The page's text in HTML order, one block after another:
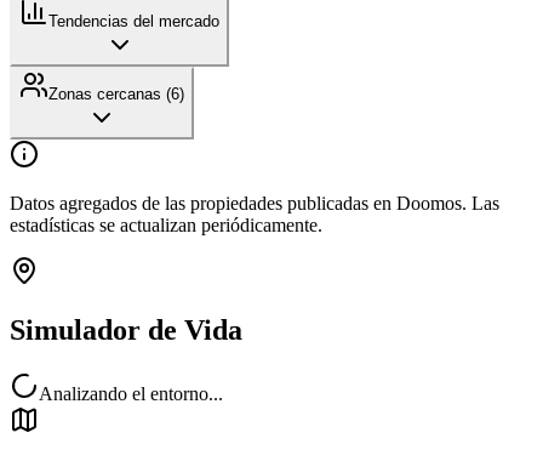
Tendencias del mercado
Zonas cercanas (6)
Datos agregados de las propiedades publicadas en Doomos. Las
estadísticas se actualizan periódicamente.
Simulador de Vida
Analizando el entorno...